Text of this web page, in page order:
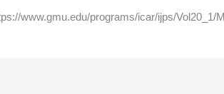
www.gmu.edu/programs/icar/ijps/